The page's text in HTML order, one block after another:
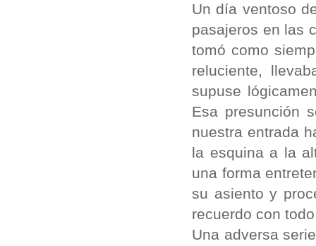
Un día ventoso
pasajeros en las
tomó como
reluciente,
supuse
Esa presunción
nuestra entrada
la esquina a la
una forma
su asiento y
recuerdo con
Una adversa